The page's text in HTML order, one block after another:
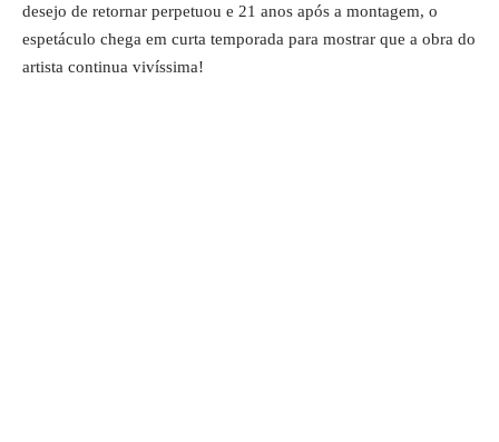
desejo de retornar perpetuou e 21 anos após a montagem, o
espetáculo chega em curta temporada para mostrar que a obra do
artista continua vivíssima!